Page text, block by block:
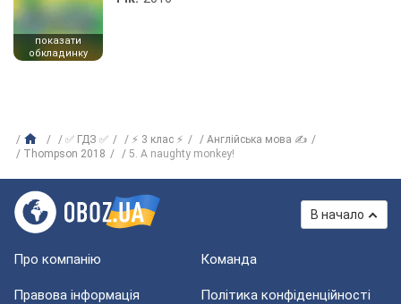
показати
обкладинку
✅ ГДЗ ✅ ⚡ 3 клас ⚡
Англійська мова ✍
Thompson 2018
5. A naughty monkey!
В начало
Про компанію Команда
Правова інформація Політика конфіденційності